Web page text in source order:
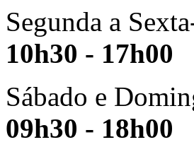
Segunda a
10h30 - 17h00
Sábado e
09h30 - 18h00